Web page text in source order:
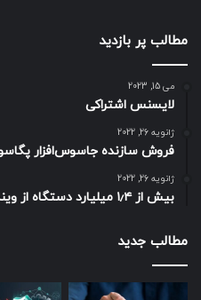
مطالب پر بازدید
می 15, 2023
لایسنس اشتراکی
ژانویه 26, 2022
فروش سازنده جاسوس‌افزار
ژانویه 26, 2022
بیش از ۱٫۴ میلیارد دستگاه از ویندوز ۱۰ و ویندوز ۱۱ استفاده می‌کنند
مطالب جدید